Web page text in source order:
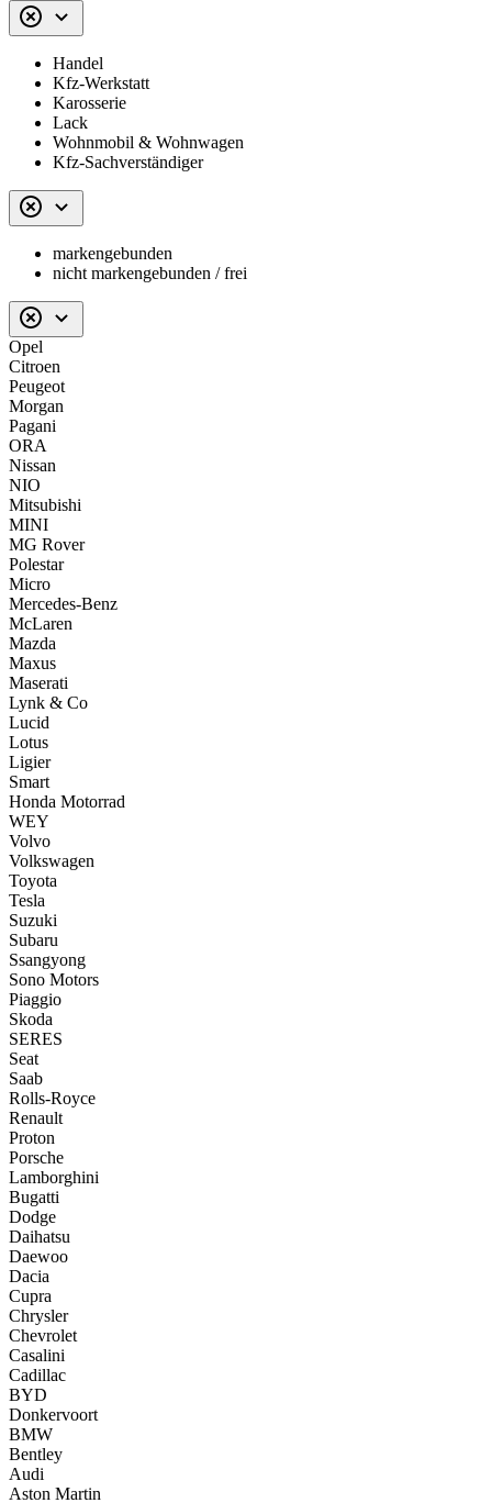
Handel
Kfz-Werkstatt
Karosserie
Lack
Wohnmobil & Wohnwagen
Kfz-Sachverständiger
markengebunden
nicht markengebunden / frei
Opel
Citroen
Peugeot
Morgan
Pagani
ORA
Nissan
NIO
Mitsubishi
MINI
MG Rover
Polestar
Micro
Mercedes-Benz
McLaren
Mazda
Maxus
Maserati
Lynk & Co
Lucid
Lotus
Ligier
Smart
Honda Motorrad
WEY
Volvo
Volkswagen
Toyota
Tesla
Suzuki
Subaru
Ssangyong
Sono Motors
Piaggio
Skoda
SERES
Seat
Saab
Rolls-Royce
Renault
Proton
Porsche
Lamborghini
Bugatti
Dodge
Daihatsu
Daewoo
Dacia
Cupra
Chrysler
Chevrolet
Casalini
Cadillac
BYD
Donkervoort
BMW
Bentley
Audi
Aston Martin